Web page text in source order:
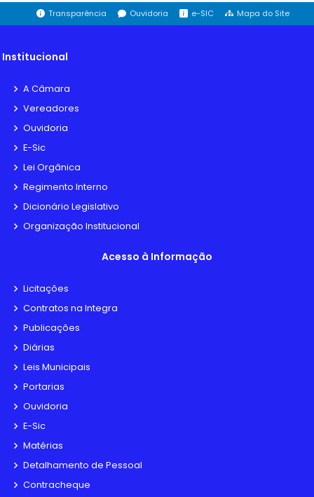
Transparência Ouvidoria e-SIC Mapa do Site
Institucional
A Câmara
Vereadores
Ouvidoria
E-Sic
Lei Orgânica
Regimento Interno
Dicionário Legislativo
Organização Institucional
Acesso à Informação
Licitações
Contratos na Integra
Publicações
Diárias
Leis Municipais
Portarias
Ouvidoria
E-Sic
Matérias
Detalhamento de Pessoal
Contracheque